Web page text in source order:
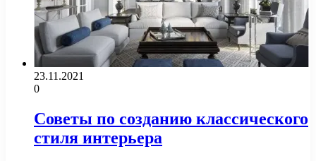
23.11.2021
0
Советы по созданию классического
стиля интерьера